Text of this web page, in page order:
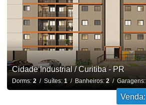
Cidade Industrial / Curitiba - PR
Dorms: 2/ Suítes: 1/ Banheiros: 2/ Garagens:
Venda: